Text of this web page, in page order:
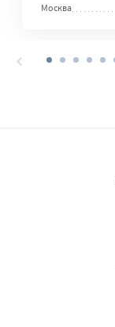
Москва